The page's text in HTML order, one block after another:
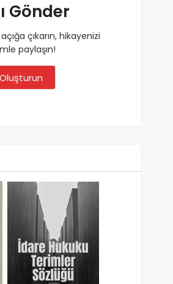
Gönder
açığa çıkarın, hikayenizi
paylaşın!
Oluşturun